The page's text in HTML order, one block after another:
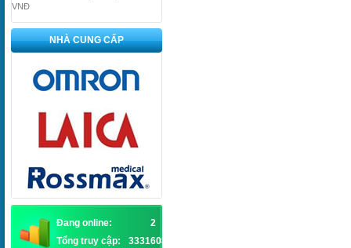
VNĐ
NHÀ CUNG CẤP
Đang online:
2
Tổng truy cập:
3331608